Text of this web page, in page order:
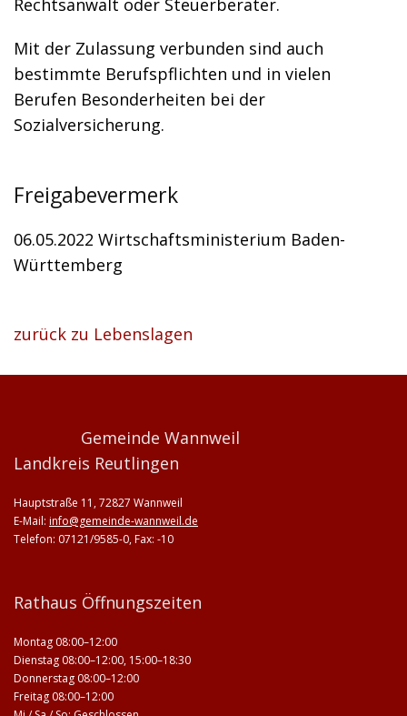
Rechtsanwalt oder Steuerberater.
Mit der Zulassung verbunden sind auch
bestimmte Berufspflichten und in vielen
Berufen Besonderheiten bei der
Sozialversicherung.
Freigabevermerk
06.05.2022 Wirtschaftsministerium Baden-
Württemberg
zurück zu Lebenslagen
Gemeinde Wannweil
Landkreis Reutlingen
Hauptstraße 11, 72827 Wannweil
E-Mail: info@gemeinde-wannweil.de
Telefon: 07121/9585-0, Fax: -10
Rathaus Öffnungszeiten
Montag 08:00–12:00
Dienstag 08:00–12:00, 15:00–18:30
Donnerstag 08:00–12:00
Freitag 08:00–12:00